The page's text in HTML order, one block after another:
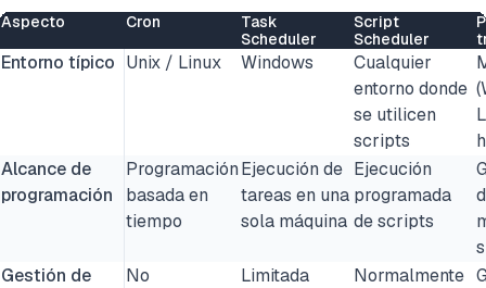
Aspecto Cron
Task
Scheduler
Script
Scheduler
Entorno típico Unix / Linux Windows
Cualquier
entorno donde
se utilicen
scripts
Alcance de
programación
Programación
basada en
tiempo
Ejecución de
tareas en una
sola máquina
Ejecución
programada
de scripts
Gestión de
No Limitada
Normalmente